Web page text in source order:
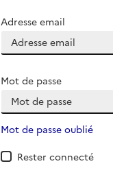
Adresse email
Mot de passe
Mot de passe oublié
Rester connecté